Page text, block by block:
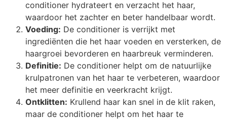
conditioner hydrateert en verzacht het haar,
waardoor het zachter en beter handelbaar wordt.
Voeding: De conditioner is verrijkt met
ingrediënten die het haar voeden en versterken, de
haargroei bevorderen en haarbreuk verminderen.
Definitie: De conditioner helpt om de natuurlijke
krulpatronen van het haar te verbeteren, waardoor
het meer definitie en veerkracht krijgt.
Ontklitten: Krullend haar kan snel in de klit raken,
maar de conditioner helpt om het haar te